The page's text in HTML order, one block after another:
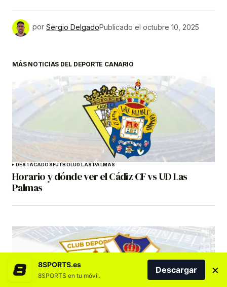
por Sergio DelgadoPublicado el octubre 10, 2025
MÁS NOTICIAS DEL DEPORTE CANARIO
DESTACADOSFÚTBOLUD LAS PALMAS
Horario y dónde ver el Cádiz CF vs UD Las
Palmas
8SPORTS.es
8SPORTS en tu móvil.
Descargar ×